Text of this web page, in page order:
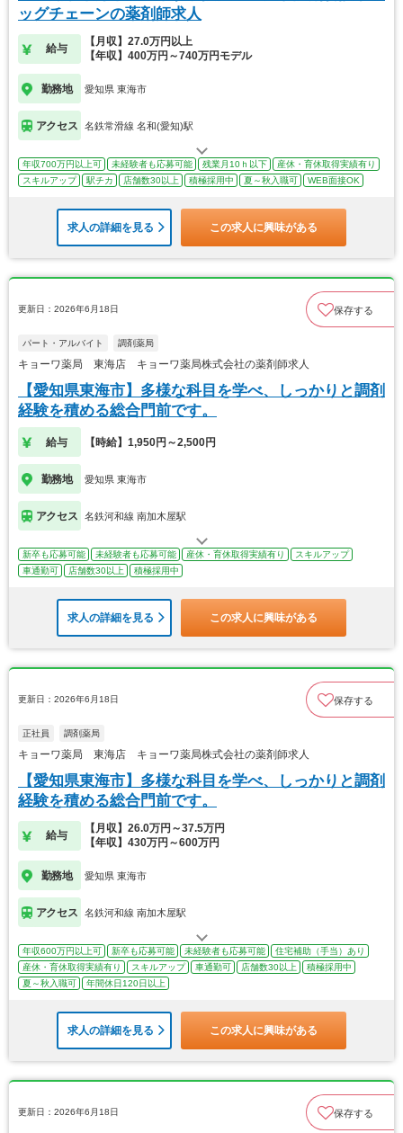
ッグチェーンの薬剤師求人
給与
【月収】27.0万円以上
【年収】400万円～740万円モデル
勤務地 愛知県 東海市
アクセス 名鉄常滑線 名和(愛知)駅
年収700万円以上可 未経験者も応募可能 残業月10ｈ以下
産休・育休取得実績有り
スキルアップ
駅チカ 店舗数30以上 積極採用中 夏～秋入職可 WEB面接OK
求人の詳細を見る この求人に興味がある
更新日：2026年6月18日 保存する
パート・アルバイト 調剤薬局
キョーワ薬局 東海店 キョーワ薬局株式会社の薬剤師求人
【愛知県東海市】多様な科目を学べ、しっかりと調剤
経験を積める総合門前です。
給与 【時給】1,950円～2,500円
勤務地 愛知県 東海市
アクセス 名鉄河和線 南加木屋駅
新卒も応募可能 未経験者も応募可能 産休・育休取得実績有り
スキルアップ
車通勤可
店舗数30以上 積極採用中
求人の詳細を見る この求人に興味がある
更新日：2026年6月18日 保存する
正社員 調剤薬局
キョーワ薬局 東海店 キョーワ薬局株式会社の薬剤師求人
【愛知県東海市】多様な科目を学べ、しっかりと調剤
経験を積める総合門前です。
給与
【月収】26.0万円～37.5万円
【年収】430万円～600万円
勤務地 愛知県 東海市
アクセス 名鉄河和線 南加木屋駅
年収600万円以上可 新卒も応募可能 未経験者も応募可能
住宅補助（手当）あり
産休・育休取得実績有り
スキルアップ 車通勤可 店舗数30以上
積極採用中
夏～秋入職可
年間休日120日以上
求人の詳細を見る この求人に興味がある
更新日：2026年6月18日 保存する